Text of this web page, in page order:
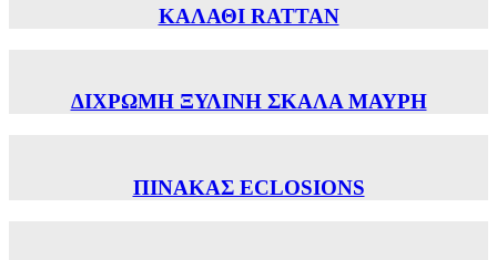
ΚΑΛΑΘΙ RATTAN
ΔΙΧΡΩΜΗ ΞΥΛΙΝΗ ΣΚΑΛΑ ΜΑΥΡΗ
ΠΙΝΑΚΑΣ ECLOSIONS